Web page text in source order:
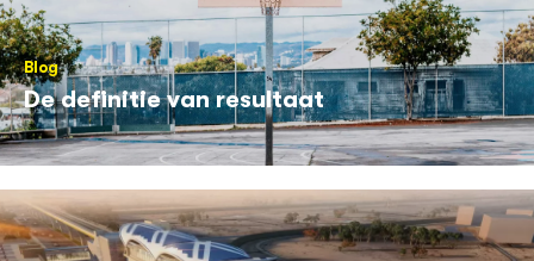
Blog
De definitie van resultaat